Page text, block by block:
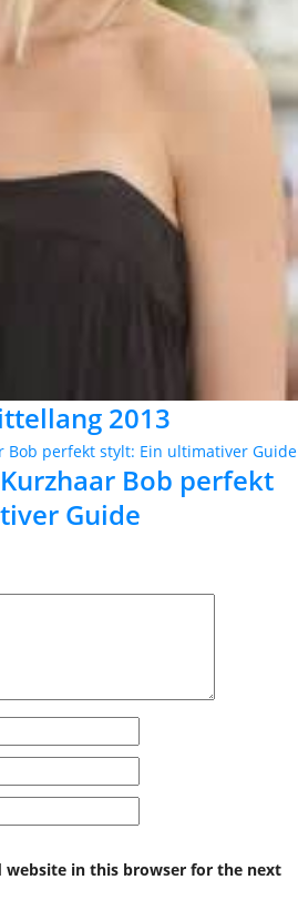
2013
Bob perfekt
Guide
website in this browser for the next